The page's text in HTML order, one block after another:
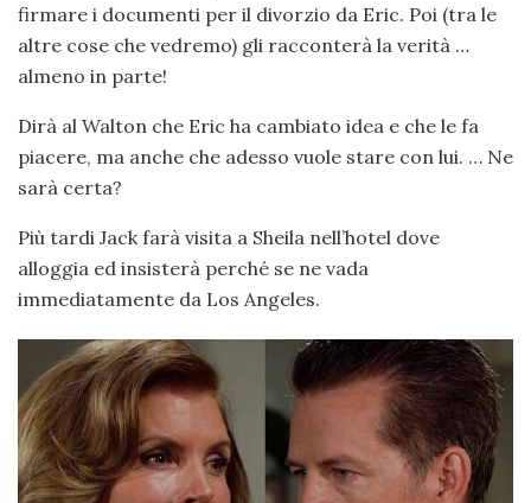
firmare i documenti per il divorzio da Eric. Poi (tra le
altre cose che vedremo) gli racconterà la verità …
almeno in parte!
Dirà al Walton che Eric ha cambiato idea e che le fa
piacere, ma anche che adesso vuole stare con lui. … Ne
sarà certa?
Più tardi Jack farà visita a Sheila nell’hotel dove
alloggia ed insisterà perché se ne vada
immediatamente da Los Angeles.